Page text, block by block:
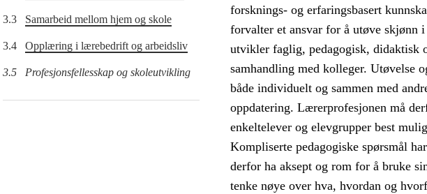
3.3 Samarbeid mellom hjem og skole
3.4 Opplæring i lærebedrift og arbeidsliv
3.5 Profesjonsfellesskap og skoleutvikling
forsknings- og erfaringsbasert
forvalter et ansvar for å utøve skjønn
utvikler faglig, pedagogisk, didaktisk
samhandling med kolleger. Utøvelse
både individuelt og sammen med
oppdatering. Lærerprofesjonen må
enkeltelever og elevgrupper best
Kompliserte pedagogiske spørsmål
derfor ha aksept og rom for å bruke
tenke nøye over hva, hvordan og